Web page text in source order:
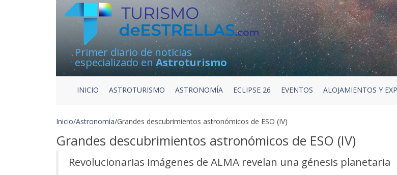
Primer diario de noticias
especializado enAstroturismo
INICIO ASTROTURISMO ASTRONOMÍA ECLIPSE 26 EVENTOS ALOJAMIENTOS Y
Inicio/Astronomía/Grandes descubrimientos astronómicos de ESO (IV)
Grandes descubrimientos astronómicos de ESO (IV)
Revolucionarias imágenes de ALMA revelan una génesis planetaria